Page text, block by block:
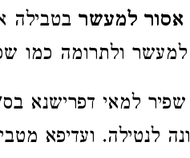
אסור למעשר בטבילה
למעשר ולתרומה כמו
שפיר למאי דפרישנא
לנטילה. ועדיפא